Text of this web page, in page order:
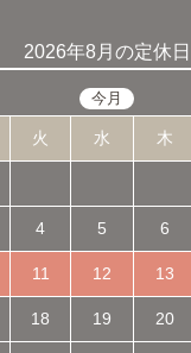
2026年8月の定休日
火 水 木
4 5 6
11 12 13
18 19 20